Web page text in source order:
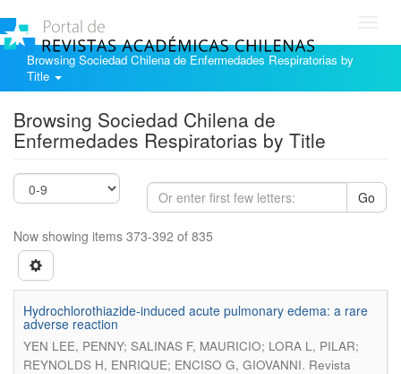
Browsing Sociedad Chilena de Enfermedades Respiratorias by
Title
Browsing Sociedad Chilena de
Enfermedades Respiratorias by Title
Go
Now showing items 373-392 of 835
Hydrochlorothiazide-induced acute pulmonary edema: a rare
adverse reaction
YEN LEE, PENNY; SALINAS F, MAURICIO; LORA L, PILAR;
REYNOLDS H, ENRIQUE; ENCISO G, GIOVANNI. Revista